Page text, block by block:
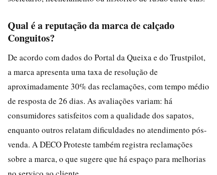
Qual é a reputação da marca de calçado
Conguitos?
De acordo com dados do Portal da Queixa e do Trustpilot,
a marca apresenta uma taxa de resolução de
aproximadamente 30% das reclamações, com tempo médio
de resposta de 26 dias. As avaliações variam: há
consumidores satisfeitos com a qualidade dos sapatos,
enquanto outros relatam dificuldades no atendimento pós-
venda. A DECO Proteste também registra reclamações
sobre a marca, o que sugere que há espaço para melhorias